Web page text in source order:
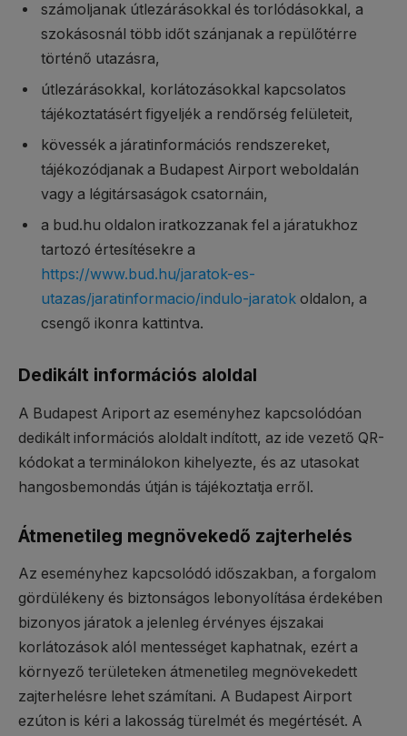
számoljanak útlezárásokkal és torlódásokkal, a
szokásosnál több időt szánjanak a repülőtérre
történő utazásra,
útlezárásokkal, korlátozásokkal kapcsolatos
tájékoztatásért figyeljék a rendőrség felületeit,
kövessék a járatinformációs rendszereket,
tájékozódjanak a Budapest Airport weboldalán
vagy a légitársaságok csatornáin,
a bud.hu oldalon iratkozzanak fel a járatukhoz
tartozó értesítésekre a
https://www.bud.hu/jaratok-es-
utazas/jaratinformacio/indulo-jaratok oldalon, a
csengő ikonra kattintva.
Dedikált információs aloldal
A Budapest Ariport az eseményhez kapcsolódóan
dedikált információs aloldalt indított, az ide vezető QR-
kódokat a terminálokon kihelyezte, és az utasokat
hangosbemondás útján is tájékoztatja erről.
Átmenetileg megnövekedő zajterhelés
Az eseményhez kapcsolódó időszakban, a forgalom
gördülékeny és biztonságos lebonyolítása érdekében
bizonyos járatok a jelenleg érvényes éjszakai
korlátozások alól mentességet kaphatnak, ezért a
környező területeken átmenetileg megnövekedett
zajterhelésre lehet számítani. A Budapest Airport
ezúton is kéri a lakosság türelmét és megértését. A